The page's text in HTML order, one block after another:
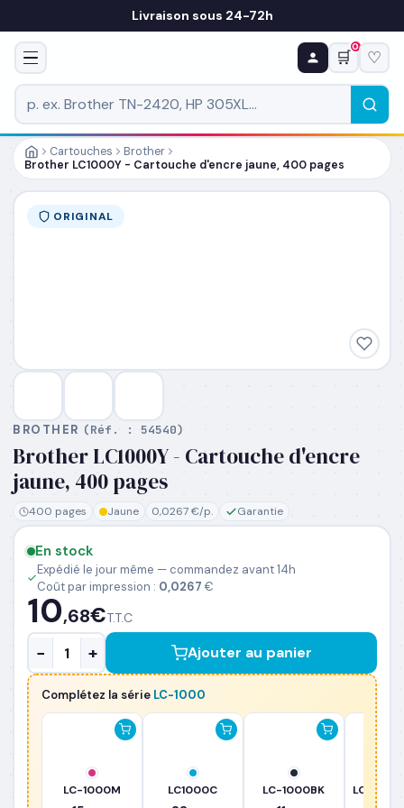
Livraison sous 24-72h
🛒
0
♡
Cartouches
Brother
Brother LC1000Y - Cartouche d'encre jaune, 400 pages
ORIGINAL
BROTHER (Réf. : 54540)
Brother LC1000Y - Cartouche d'encre
jaune, 400 pages
400 pages Jaune 0,0267 €/p. Garantie
En stock
Expédié le jour même — commandez avant 14h
Coût par impression : 0,0267€
10,68€T.T.C
− + Ajouter au panier
Complétez la série LC-1000
LC-1000M LC1000C LC-1000BK LC-
Prévoyez & économisez
vous prépare un devis personnalisé
RÉFÉRENCE DU PRODUIT*
DATE DE PREMIÈRE LIVRAISON SOUHAITÉE
PRÉNOM*
NOM*
EMAIL PROFESSIONNEL *
TÉLÉPHONE
SOCIÉTÉ
PRÉCISEZ VOS BESOINS (OPTIONNEL)